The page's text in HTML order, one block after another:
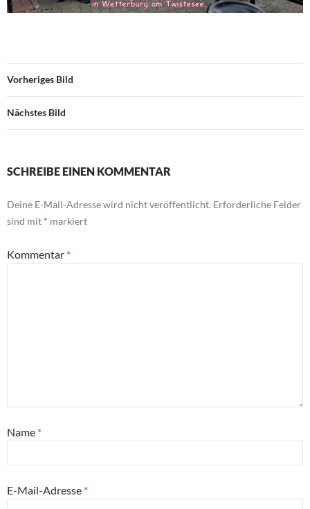
Vorheriges Bild
Nächstes Bild
SCHREIBE EINEN KOMMENTAR
Deine E-Mail-Adresse wird nicht veröffentlicht. Erforderliche Felder
sind mit * markiert
Kommentar *
Name *
E-Mail-Adresse *